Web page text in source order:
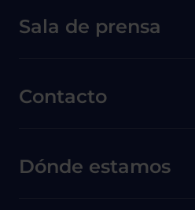
Menú secundario de pie de página
Sala de prensa
Contacto
Dónde estamos